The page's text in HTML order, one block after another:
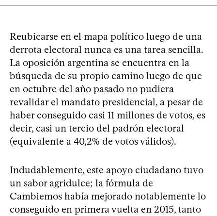
Reubicarse en el mapa político luego de una
derrota electoral nunca es una tarea sencilla.
La oposición argentina se encuentra en la
búsqueda de su propio camino luego de que
en octubre del año pasado no pudiera
revalidar el mandato presidencial, a pesar de
haber conseguido casi 11 millones de votos, es
decir, casi un tercio del padrón electoral
(equivalente a 40,2% de votos válidos).
Indudablemente, este apoyo ciudadano tuvo
un sabor agridulce; la fórmula de
Cambiemos había mejorado notablemente lo
conseguido en primera vuelta en 2015, tanto